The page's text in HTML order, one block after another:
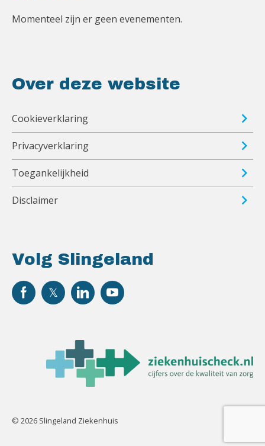
Volg Slingeland
Momenteel zijn er geen evenementen.
Over deze website
Cookieverklaring
Privacyverklaring
Toegankelijkheid
Disclaimer
© 2026 Slingeland Ziekenhuis